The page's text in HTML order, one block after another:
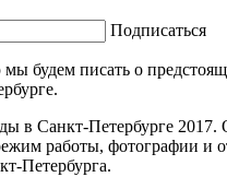
Подписаться
мы будем писать о
в Санкт-Петербурге 2017.
работы, фотографии и
Петербурга.